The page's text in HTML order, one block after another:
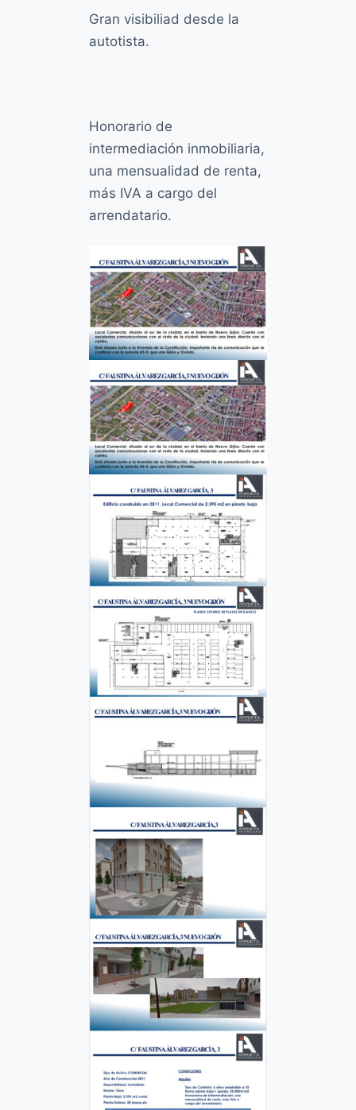
Gran visibiliad desde la
autotista.
Honorario de
intermediación inmobiliaria,
una mensualidad de renta,
más IVA a cargo del
arrendatario.